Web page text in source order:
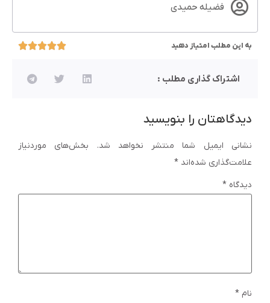
فضیله حمیدی
به این مطلب امتیاز دهید
اشتراک گذاری مطلب :
دیدگاهتان را بنویسید
نشانی ایمیل شما منتشر نخواهد شد.
بخش‌های موردنیاز
علامت‌گذاری شده‌اند *
دیدگاه *
نام *